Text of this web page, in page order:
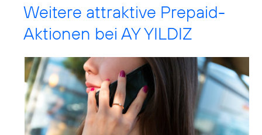
Weitere attraktive Prepaid-
Aktionen bei AY YILDIZ